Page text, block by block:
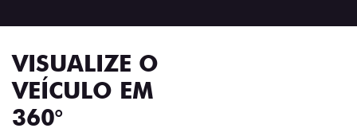
VISUALIZE O
VEÍCULO EM
360°